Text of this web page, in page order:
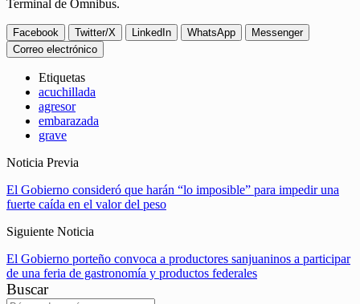
Terminal de Ómnibus.
Facebook Twitter/X LinkedIn WhatsApp
Messenger
Correo electrónico
Etiquetas
acuchillada
agresor
embarazada
grave
Noticia Previa
El Gobierno consideró que harán “lo imposible” para impedir una
fuerte caída en el valor del peso
Siguiente Noticia
El Gobierno porteño convoca a productores sanjuaninos a participar
de una feria de gastronomía y productos federales
Buscar